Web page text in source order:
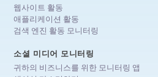
웹사이트 활동
애플리케이션 활동
검색 엔진 활동 모니터링
소셜 미디어 모니터링
귀하의 비즈니스를 위한 모니터링 앱